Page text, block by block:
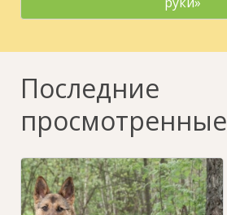
Последние
просмотренные